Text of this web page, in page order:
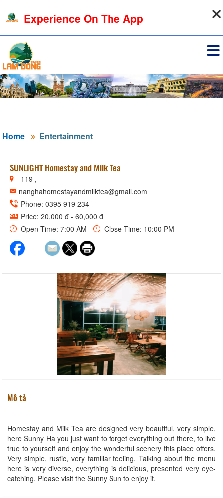
Home Entertainment
SUNLIGHT Homestay and Milk Tea
119 ,
nanghahomestayandmilktea@gmail.com
Phone: 0395 919 234
Price: 20,000 đ - 60,000 đ
Open Time: 7:00 AM -
Close Time: 10:00 PM
Mô tả
Homestay and Milk Tea are designed very beautiful, very simple,
here Sunny Ha you just want to forget everything out there, to live
true to yourself and enjoy the wonderful scenery this place offers.
Very simple, rustic, very familiar feeling. Talking about the menu
here is very diverse, everything is delicious, presented very eye-
catching. Please visit the Sunny Sun to enjoy it.
Experience On The App